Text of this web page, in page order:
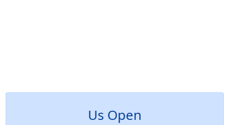
Us Open